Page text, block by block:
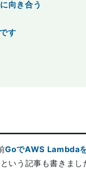
向き合う
す
GoでAWS Lambda
という記事も書きまし